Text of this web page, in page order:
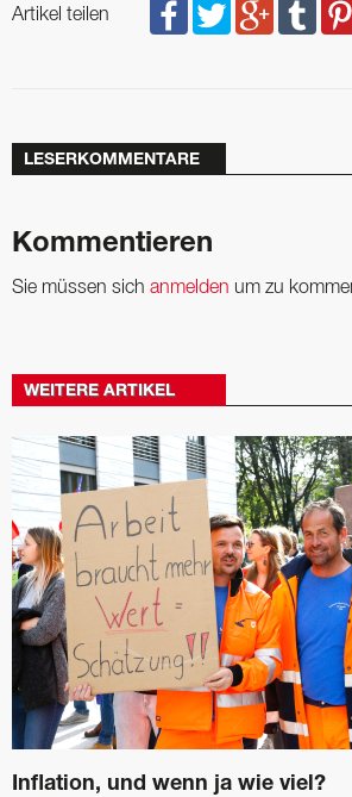
Artikel teilen
LESERKOMMENTARE
Kommentieren
Sie müssen sich anmelden um zu
WEITERE ARTIKEL
Inflation, und wenn ja wie viel?